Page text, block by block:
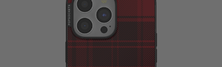
Hello Kitty®
and Friends
Second
Morning